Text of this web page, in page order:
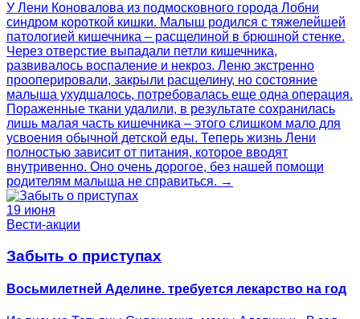
У Лени Коновалова из подмосковного города Лобни
синдром короткой кишки. Малыш родился с тяжелейшей
патологией кишечника – расщелиной в брюшной стенке.
Через отверстие выпадали петли кишечника,
развивалось воспаление и некроз. Леню экстренно
прооперировали, закрыли расщелину, но состояние
малыша ухудшалось, потребовалась еще одна операция.
Пораженные ткани удалили, в результате сохранилась
лишь малая часть кишечника – этого слишком мало для
усвоения обычной детской еды. Теперь жизнь Лени
полностью зависит от питания, которое вводят
внутривенно. Оно очень дорогое, без нашей помощи
родителям малыша не справиться. →
19 июня
Вести-акции
Забыть о приступах
Восьмилетней Аделине. требуется лекарство на год